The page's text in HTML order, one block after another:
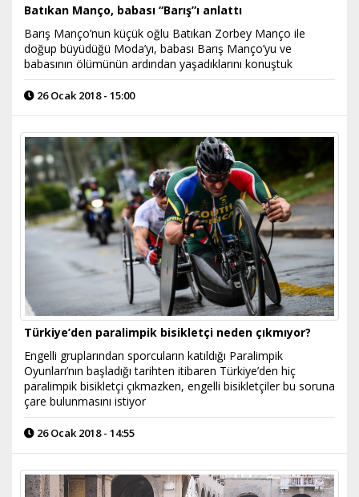
Batıkan Manço, babası “Barış”ı anlattı
Barış Manço’nun küçük oğlu Batıkan Zorbey Manço ile
doğup büyüdüğü Moda’yı, babası Barış Manço’yu ve
babasının ölümünün ardından yaşadıklarını konuştuk
26 Ocak 2018 - 15:00
Türkiye’den paralimpik bisikletçi neden çıkmıyor?
Engelli gruplarından sporcuların katıldığı Paralimpik
Oyunları’nın başladığı tarihten itibaren Türkiye’den hiç
paralimpik bisikletçi çıkmazken, engelli bisikletçiler bu soruna
çare bulunmasını istiyor
26 Ocak 2018 - 14:55